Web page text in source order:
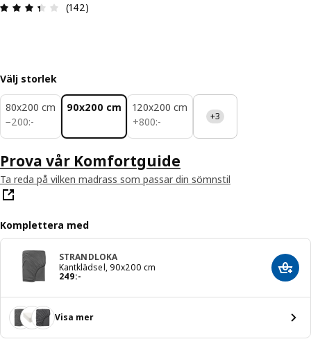
Recension: 3.4 utav 5 stjärnor. Totalt antal
(142)
Välj storlek
80x200 cm
−200:-
200:-
90x200 cm
120x200 cm
+800:-
800:- +3
Prova vår Komfortguide
Ta reda på vilken madrass som passar din sömnstil
Komplettera med
STRANDLOKA
Kantklädsel, 90x200 cm
249:-
Pris 249:- Lägg
Visa mer